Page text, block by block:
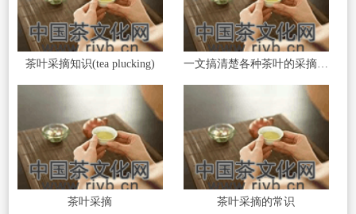
茶叶采摘知识(tea plucking) 一文搞清楚各种茶叶的采摘标准
茶叶采摘 茶叶采摘的常识